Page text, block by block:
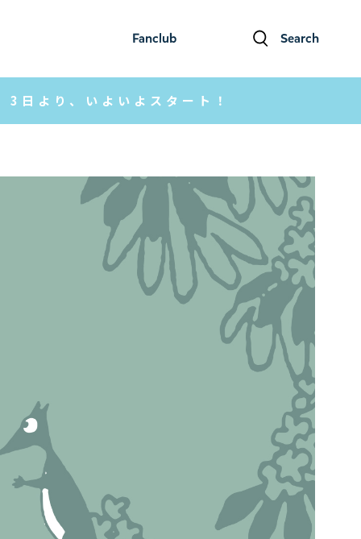
Fanclub Search
より、いよいよスタート！